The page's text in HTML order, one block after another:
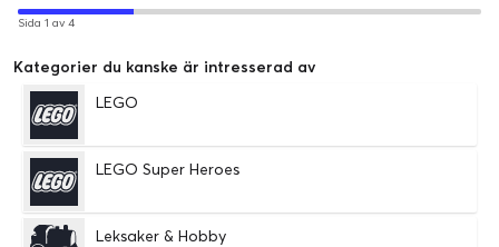
Sida 1 av 4
Kategorier du kanske är intresserad av
LEGO
LEGO Super Heroes
Leksaker & Hobby